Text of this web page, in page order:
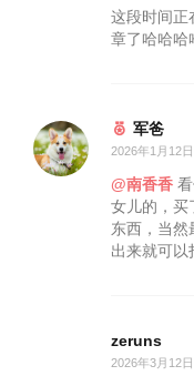
这段时间正
章了哈哈哈
军爸
2026年1月12
@南香香
女儿的，买
东西，当然
出来就可以
zeruns
2026年3月12